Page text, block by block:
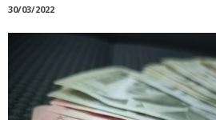
30/03/2022